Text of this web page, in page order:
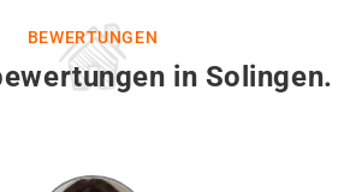
BEWERTUNGEN
in Solingen.